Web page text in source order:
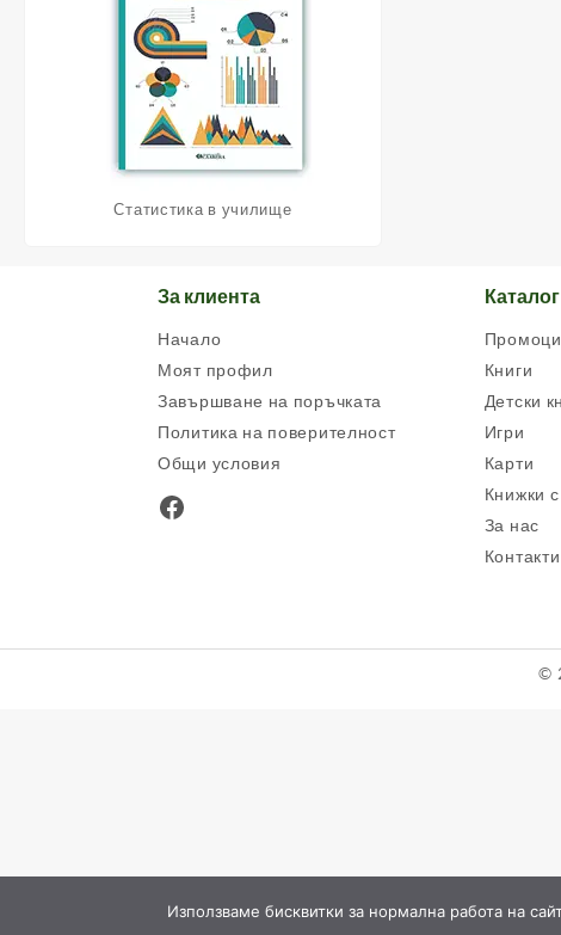
Статистика в училище
За клиента
Начало
Моят профил
Завършване на поръчката
Политика на поверителност
Общи условия
Facebook
Каталог
Книги
Детски
Игри
Карти
Книжки
За нас
Контакти
©
Използваме бисквитки за нормална работа на